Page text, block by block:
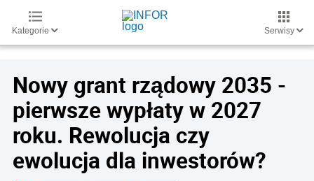
Kategorie Serwisy
Nowy grant rządowy 2035 -
pierwsze wypłaty w 2027
roku. Rewolucja czy
ewolucja dla inwestorów?